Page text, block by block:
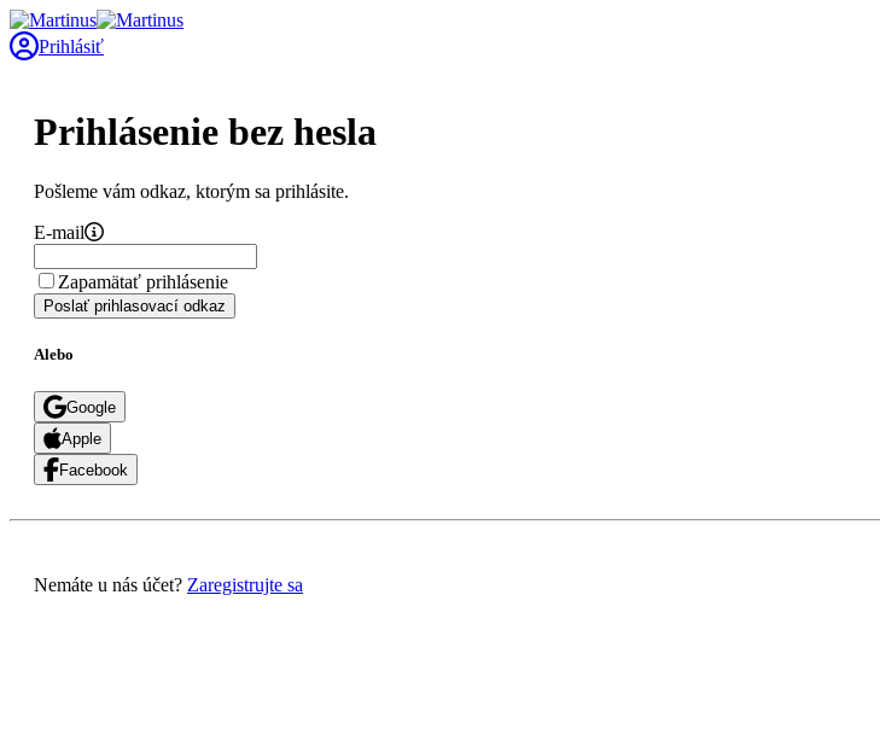
Prihlásiť
Prihlásenie bez hesla
Pošleme vám odkaz, ktorým sa prihlásite.
E-mail
Zapamätať prihlásenie
Poslať prihlasovací odkaz
Alebo
Google
Apple
Facebook
Nemáte u nás účet? Zaregistrujte sa